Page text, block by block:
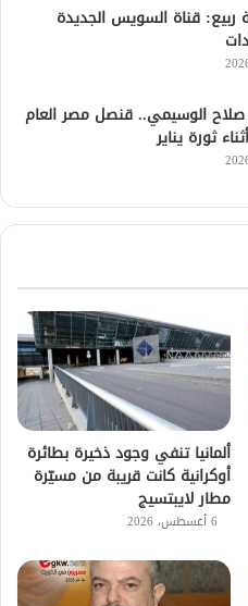
ربيع: قناة السويس الجديدة
صلاح الوسيمي.. قنصل مصر العام
ثورة يناير
ألمانيا تنفي وجود ذخيرة بطائرة
أوكرانية كانت قريبة من مسيّرة
مطار لايبتسيج
6 أغسطس، 2026